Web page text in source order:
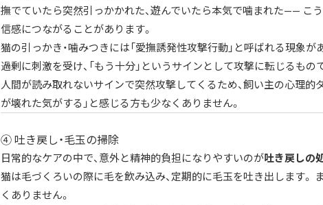
撫でていたら突然引っかかれた、遊んでいたら本気で噛まれた—— こ
信感につながることがあります。
猫の引っかき・噛みつきには「愛撫誘発性攻撃行動」と呼ばれる現象が
過剰に刺激を受け、「もう十分」というサインとして攻撃に転じるもの
人間が読み取れないサインで突然攻撃してくるため、飼い主の心理的
が壊れた気がする」と感じる方も少なくありません。
④ 吐き戻し・毛玉の掃除
日常的なケアの中で、意外と精神的負担になりやすいのが吐き戻しの
猫は毛づくろいの際に毛を飲み込み、定期的に毛玉を吐き出します。
くありません。